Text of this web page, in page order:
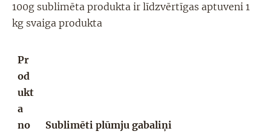
100g sublimēta produkta ir līdzvērtīgas aptuveni 1
kg svaiga produkta
Pr
od
ukt
a
no
Sublimēti plūmju gabaliņi